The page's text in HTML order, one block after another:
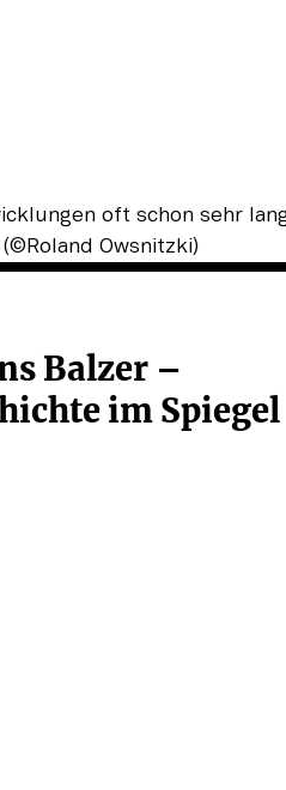
Balzer –
im Spiegel